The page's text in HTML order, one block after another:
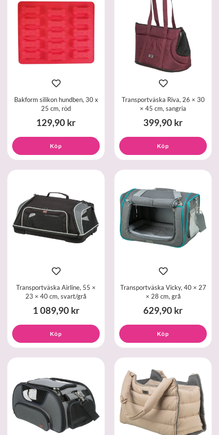
Bakform silikon hundben, 30 x
25 cm, röd
129,90 kr
Köp
Transportväska Riva, 26 × 30
× 45 cm, sangria
399,90 kr
Köp
Transportväska Airline, 55 ×
23 × 40 cm, svart/grå
1 089,90 kr
Köp
Transportväska Vicky, 40 × 27
× 28 cm, grå
629,90 kr
Köp